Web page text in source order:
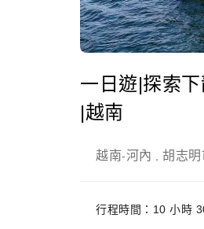
一日遊|探索
|越南
越南-河內 胡志明
行程時間：10 小時